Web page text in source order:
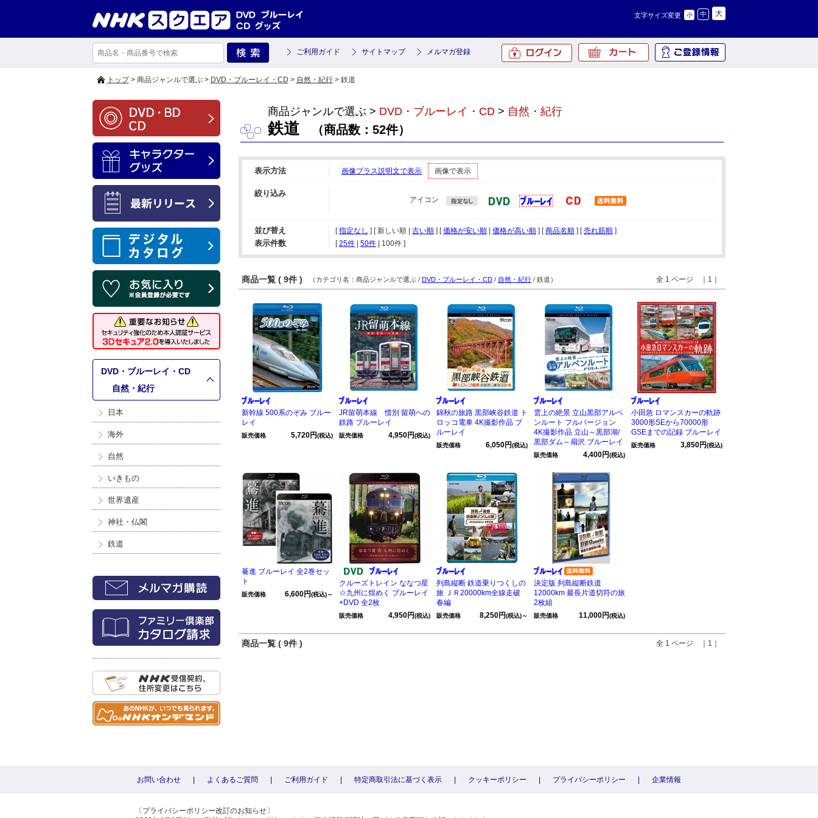
文字サイズ変更 小 中 大
ご利用ガイド サイトマップ メルマガ登録
トップ> 商品ジャンルで選ぶ > DVD・ブルーレイ・CD > 自然・紀行> 鉄道
DVD・ブルーレイ・CD
自然・紀行
日本
海外
自然
いきもの
世界遺産
神社・仏閣
鉄道
商品ジャンルで選ぶ > DVD・ブルーレイ・CD > 自然・紀行
鉄道 （商品数：52件）
表示方法 画像プラス説明文で表示 画像で表示
絞り込み
アイコン
並び替え [指定なし ] [ 新しい順 | 古い順 ] [価格が安い順 価格が高い順 ] [商品名順 ] [売れ筋順 ]
表示件数 [ 25件 50件 100件 ]
商品一覧 ( 9件 ) 全 1 ページ ｜1｜
（カテゴリ名：商品ジャンルで選ぶ / DVD・ブルーレイ・CD / 自然・紀行 / 鉄道）
新幹線 500系のぞみ ブルー
レイ
販売価格 5,720円(税込)
JR留萌本線 惜別 留萌への
鉄路 ブルーレイ
販売価格 4,950円(税込)
錦秋の旅路 黒部峡谷鉄道 ト
ロッコ電車 4K撮影作品 ブ
ルーレイ
販売価格 6,050円(税込)
雲上の絶景 立山黒部アルペ
ンルート フルバージョン
4K撮影作品 立山～黒部湖/
黒部ダム～扇沢 ブルーレイ
販売価格 4,400円(税込)
小田急 ロマンスカーの軌跡
3000形SEから70000形
GSEまでの記録 ブルーレイ
販売価格 3,850円(税込)
驀進 ブルーレイ 全2巻セッ
ト
販売価格 6,600円(税込)～
クルーズトレイン ななつ星
☆九州に煌めく ブルーレイ
+DVD 全2枚
販売価格 4,950円(税込)
列島縦断 鉄道乗りつくしの
旅 ＪＲ20000km全線走破
春編
販売価格 8,250円(税込)～
決定版 列島縦断鉄道
12000km 最長片道切符の旅
2枚組
販売価格 11,000円(税込)
商品一覧 ( 9件 ) 全 1 ページ ｜1｜
お問い合わせ よくあるご質問 ご利用ガイド 特定商取引法に基づく表示 クッキーポリシー プライバシーポリシー 企業情報
〔プライバシーポリシー改訂のお知らせ〕